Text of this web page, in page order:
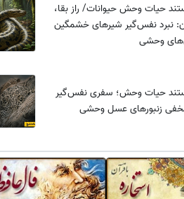
حیات وحش حیوانات/ راز بقا،
نبرد نفس‌گیر شیرهای خشمگین
وحشی
حیات وحش؛ سفری نفس‌گیر
زنبورهای عسل وحشی